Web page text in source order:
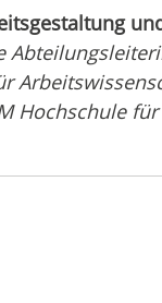
Hochschule